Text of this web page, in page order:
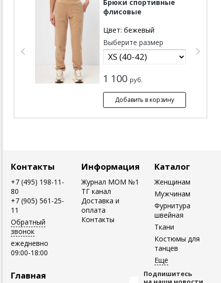
Брюки спортивные
флисовые
Цвет: бежевый
Выберите размер
1 100 руб.
Контакты
+7 (495) 198-11-
80
+7 (905) 561-25-
11
Обратный
звонок
ежедневно
09:00-18:00
Информация
Журнал MOM №1
ТГ канал
Доставка и
оплата
Контакты
Каталог
Женщинам
Мужчинам
Фурнитура
швейная
Ткани
Костюмы для
танцев
Главная
Подпишитесь